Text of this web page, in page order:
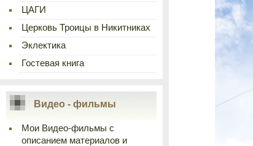
ЦАГИ
Церковь Троицы в Никитниках
Эклектика
Гостевая книга
Видео - фильмы
Мои Видео-фильмы с
описанием материалов и